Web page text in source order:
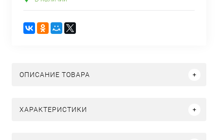
ОПИСАНИЕ ТОВАРА
ХАРАКТЕРИСТИКИ